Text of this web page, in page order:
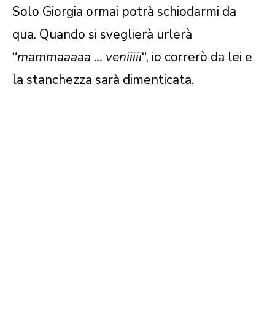
Solo Giorgia ormai potrà schiodarmi da
qua. Quando si sveglierà urlerà
“mammaaaaa … veniiiii“, io correrò da lei e
la stanchezza sarà dimenticata.